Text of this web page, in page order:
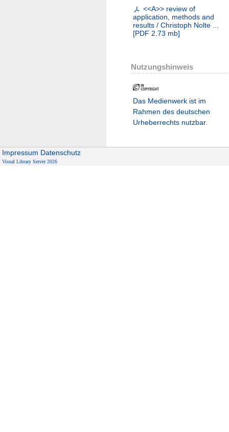
<<A>> review of
application, methods and
results / Christoph Nolte ...
[PDF 2.73 mb]
Nutzungshinweis
Das Medienwerk ist im
Rahmen des deutschen
Urheberrechts nutzbar.
Impressum Datenschutz
Visual Library Server 2026